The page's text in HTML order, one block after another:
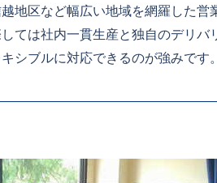
地区など幅広い地域を網羅した営
ては社内一貫生産と独自のデリバ
シブルに対応できるのが強みです。